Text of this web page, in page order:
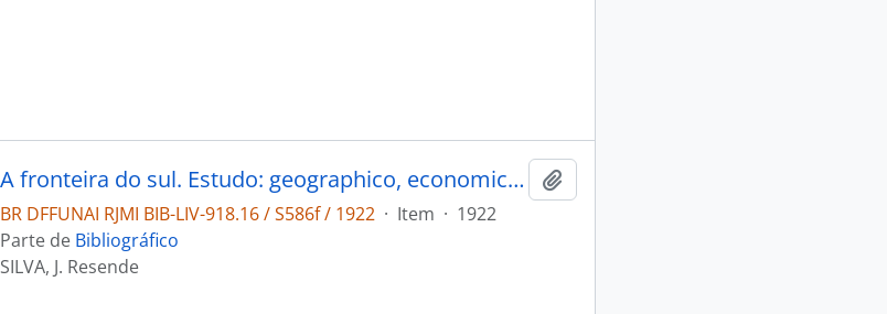
A fronteira do sul. Estudo: geographico, economico, histórico e fiscal
BR DFFUNAI RJMI BIB-LIV-918.16 / S586f / 1922 · Item · 1922
Parte de Bibliográfico
SILVA, J. Resende